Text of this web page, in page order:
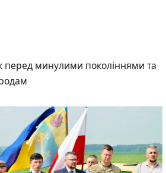
перед минулими поколіннями та